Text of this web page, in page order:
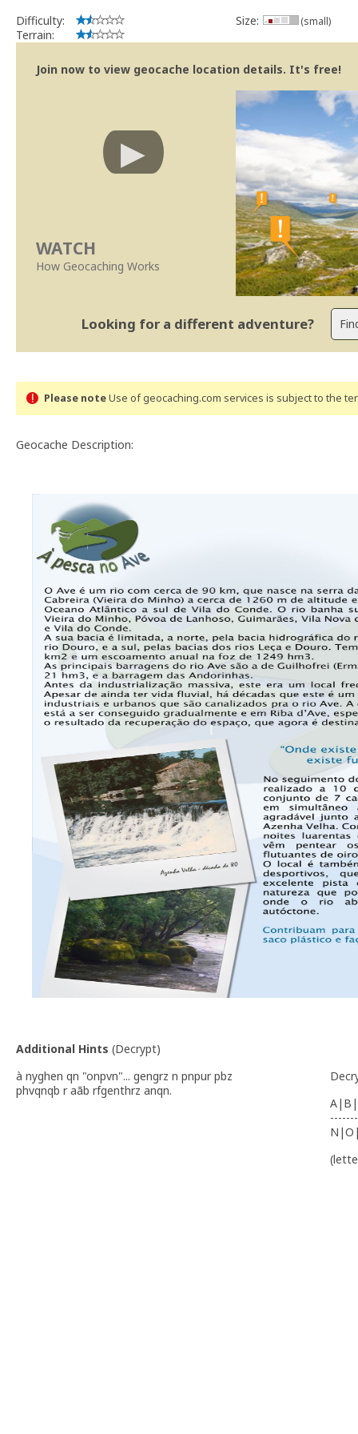
Difficulty:
Terrain:
Size: (small)
Join now to view geocache location details. It's free!
WATCH
How Geocaching Works
Looking for a different adventure?
Please noteUse of geocaching.com services is subject to the
Geocache Description:
Additional Hints (Decrypt)
à nyghen qn "onpvn"... gengrz n pnpur pbz
phvqnqb r aãb rfgenthrz anqn.